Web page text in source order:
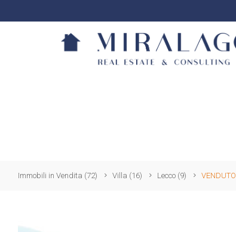
Immobili in Vendita (72) Villa (16) Lecco (9) VENDUTO